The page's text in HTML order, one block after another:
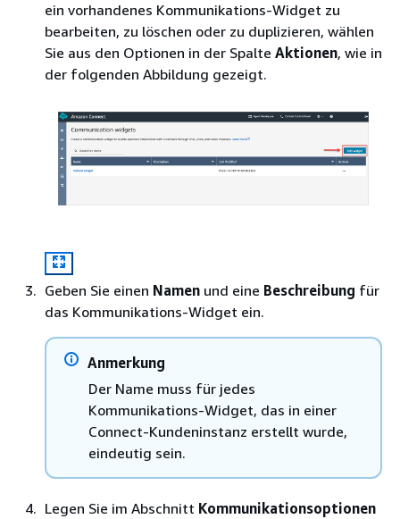
ein vorhandenes Kommunikations-Widget zu
bearbeiten, zu löschen oder zu duplizieren, wählen
Sie aus den Optionen in der Spalte Aktionen, wie in
der folgenden Abbildung gezeigt.
Geben Sie einen Namen und eine Beschreibung für
das Kommunikations-Widget ein.
Anmerkung
Der Name muss für jedes
Kommunikations-Widget, das in einer
Connect-Kundeninstanz erstellt wurde,
eindeutig sein.
Legen Sie im Abschnitt Kommunikationsoptionen